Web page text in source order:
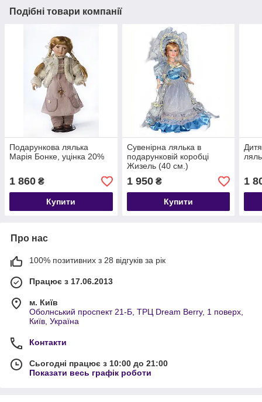
Подібні товари компанії
Подарункова лялька
Марія Бонке, уцінка 20%
1 860 ₴
Купити
Сувенірна лялька в
подарунковій коробці
Жизель (40 см.)
1 950₴
Купити
1
Про нас
100% позитивних з 28 відгуків за рік
Працює з 17.06.2013
м. Київ
Оболнський проспект 21-Б, ТРЦ Dream Berry, 1 поверх,
Київ, Україна
Контакти
Сьогодні працює з 10:00 до 21:00
Показати весь графік роботи